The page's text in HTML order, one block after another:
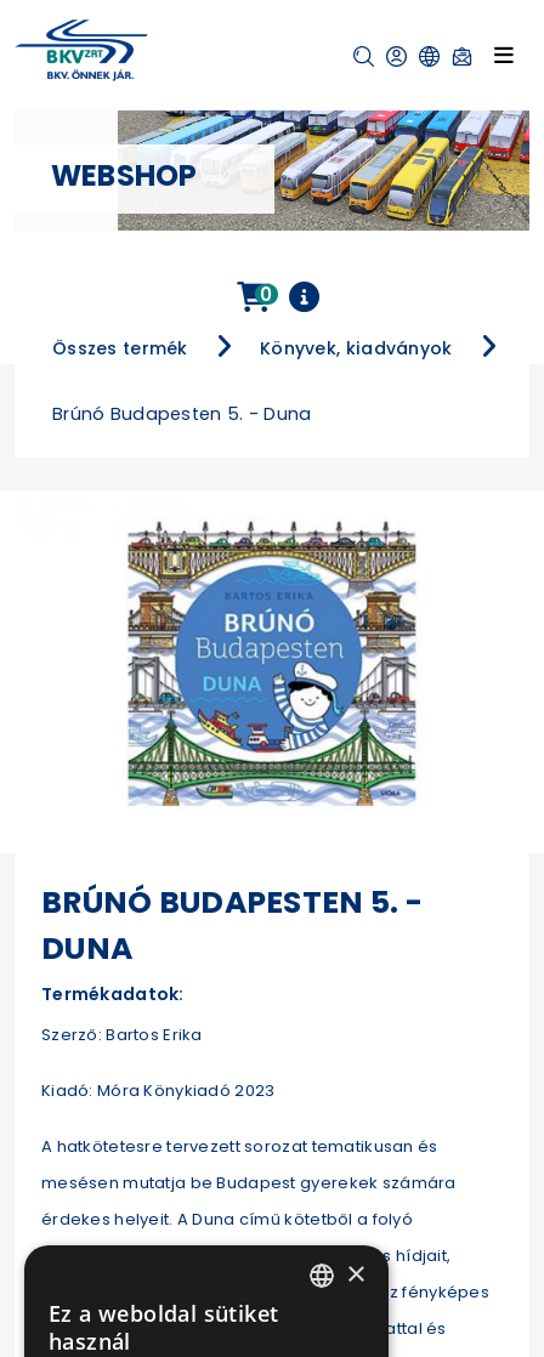
WEBSHOP
Összes termék Könyvek, kiadványok
Brúnó Budapesten 5. - Duna
0
BRÚNÓ BUDAPESTEN 5. -
DUNA
Termékadatok:
Szerző: Bartos Erika
Kiadó: Móra Könykiadó 2023
A hatkötetesre tervezett sorozat tematikusan és
mesésen mutatja be Budapest gyerekek számára
érdekes helyeit. A Duna című kötetből a folyó
történetét, érdekességeit, illetve a főváros hídjait,
szigeteit ismerhetjük meg. Minden kötethez fényképes
foglalkoztatófüzet társul sok játékos feladattal és
×
Ez a weboldal sütiket
használ